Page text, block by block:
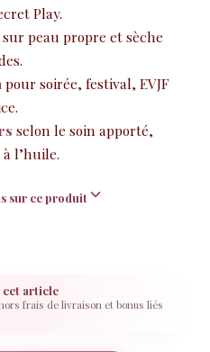
Play.
sur peau propre et sèche
pour soirée, festival, EVJF
selon le soin apporté,
l’huile.
sur ce produit
cet article
frais de livraison et bonus liés